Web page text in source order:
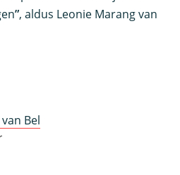
”, aldus Leonie Marang van
Bel